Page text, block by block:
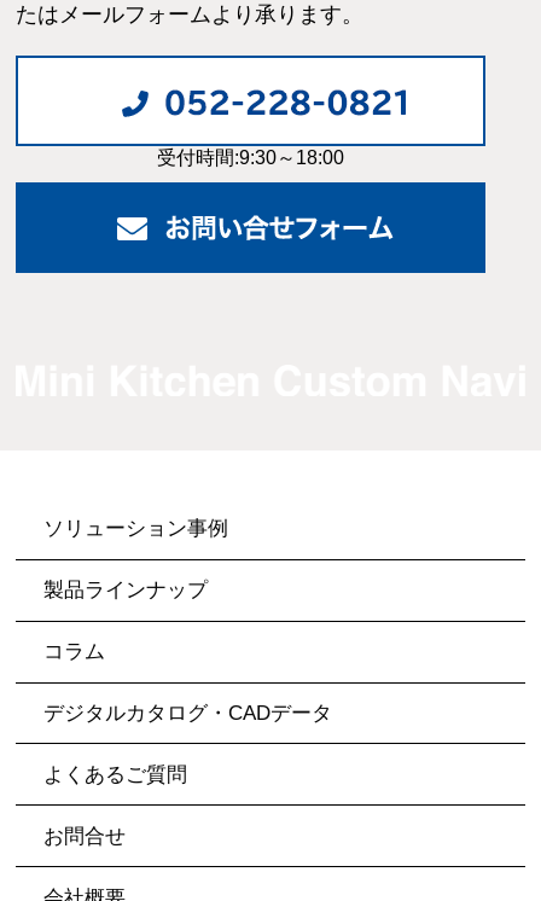
たはメールフォームより承ります。
受付時間:9:30～18:00
ソリューション事例
製品ラインナップ
コラム
デジタルカタログ・CADデータ
よくあるご質問
お問合せ